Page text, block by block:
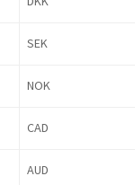
SEK
NOK
CAD
AUD